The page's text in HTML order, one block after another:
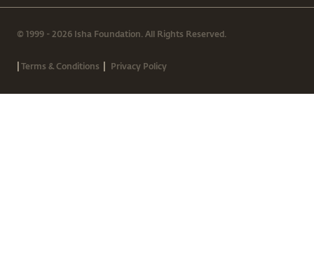
© 1999 - 2026 Isha Foundation. All Rights Reserved.
|Terms & Conditions | Privacy Policy